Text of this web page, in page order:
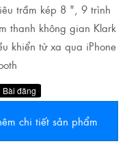
trầm kép 8 ", 9 trình
thanh không gian Klark
khiển từ xa qua iPhone
chi tiết sản phẩm